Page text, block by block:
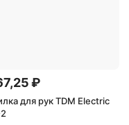
₽
для рук TDM Electric